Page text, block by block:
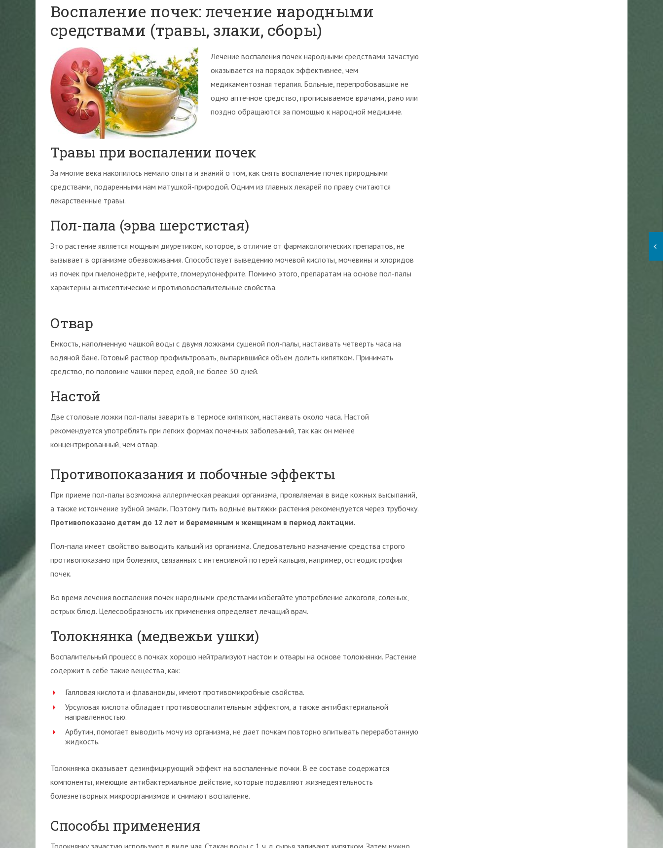
Воспаление почек: лечение народными
средствами (травы, злаки, сборы)
Лечение воспаления почек народными средствами зачастую
оказывается на порядок эффективнее, чем
медикаментозная терапия. Больные, перепробовавшие не
одно аптечное средство, прописываемое врачами, рано или
поздно обращаются за помощью к народной медицине.
Травы при воспалении почек
За многие века накопилось немало опыта и знаний о том, как снять воспаление почек природными
средствами, подаренными нам матушкой-природой. Одним из главных лекарей по праву считаются
лекарственные травы.
Пол-пала (эрва шерстистая)
Это растение является мощным диуретиком, которое, в отличие от фармакологических препаратов, не
вызывает в организме обезвоживания. Способствует выведению мочевой кислоты, мочевины и хлоридов
из почек при пиелонефрите, нефрите, гломерулонефрите. Помимо этого, препаратам на основе пол-палы
характерны антисептические и противовоспалительные свойства.
Отвар
Емкость, наполненную чашкой воды с двумя ложками сушеной пол-палы, настаивать четверть часа на
водяной бане. Готовый раствор профильтровать, выпарившийся объем долить кипятком. Принимать
средство, по половине чашки перед едой, не более 30 дней.
Настой
Две столовые ложки пол-палы заварить в термосе кипятком, настаивать около часа. Настой
рекомендуется употреблять при легких формах почечных заболеваний, так как он менее
концентрированный, чем отвар.
Противопоказания и побочные эффекты
При приеме пол-палы возможна аллергическая реакция организма, проявляемая в виде кожных высыпаний,
а также истончение зубной эмали. Поэтому пить водные вытяжки растения рекомендуется через трубочку.
Противопоказано детям до 12 лет и беременным и женщинам в период лактации.
Пол-пала имеет свойство выводить кальций из организма. Следовательно назначение средства строго
противопоказано при болезнях, связанных с интенсивной потерей кальция, например, остеодистрофия
почек.
Во время лечения воспаления почек народными средствами избегайте употребление алкоголя, соленых,
острых блюд. Целесообразность их применения определяет лечащий врач.
Толокнянка (медвежьи ушки)
Воспалительный процесс в почках хорошо нейтрализуют настои и отвары на основе толокнянки. Растение
содержит в себе такие вещества, как:
Галловая кислота и флаваноиды, имеют противомикробные свойства.
Урсуловая кислота обладает противовоспалительным эффектом, а также антибактериальной
направленностью.
Арбутин, помогает выводить мочу из организма, не дает почкам повторно впитывать переработанную
жидкость.
Толокнянка оказывает дезинфицирующий эффект на воспаленные почки. В ее составе содержатся
компоненты, имеющие антибактериальное действие, которые подавляют жизнедеятельность
болезнетворных микроорганизмов и снимают воспаление.
Способы применения
Толокнянку зачастую используют в виде чая. Стакан воды с 1 ч. л. сырья заливают кипятком. Затем нужно